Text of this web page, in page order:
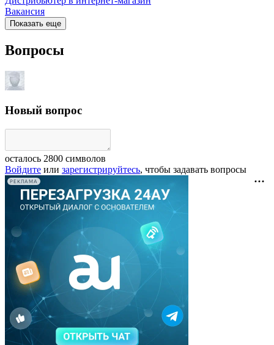
Вакансия
Показать еще
Вопросы
Новый вопрос
осталось 2800 символов
Войдите или зарегистрируйтесь, чтобы задавать вопросы
РЕКЛАМА